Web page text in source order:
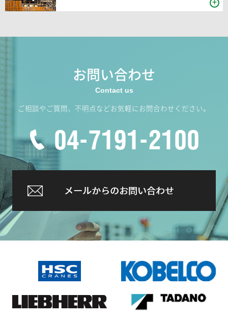
お問い合わせ
ご相談やご質問、不明点などお気軽にお問合わせください。